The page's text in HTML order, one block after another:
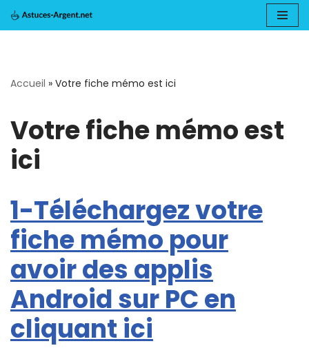
contenu
Accueil » Votre fiche mémo est ici
Votre fiche mémo est
ici
1-Téléchargez votre
fiche mémo pour
avoir des applis
Android sur PC en
cliquant ici